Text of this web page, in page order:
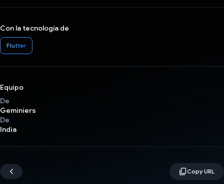
Con la tecnología de
Flutter
Equipo
De
Geminiers
De
India